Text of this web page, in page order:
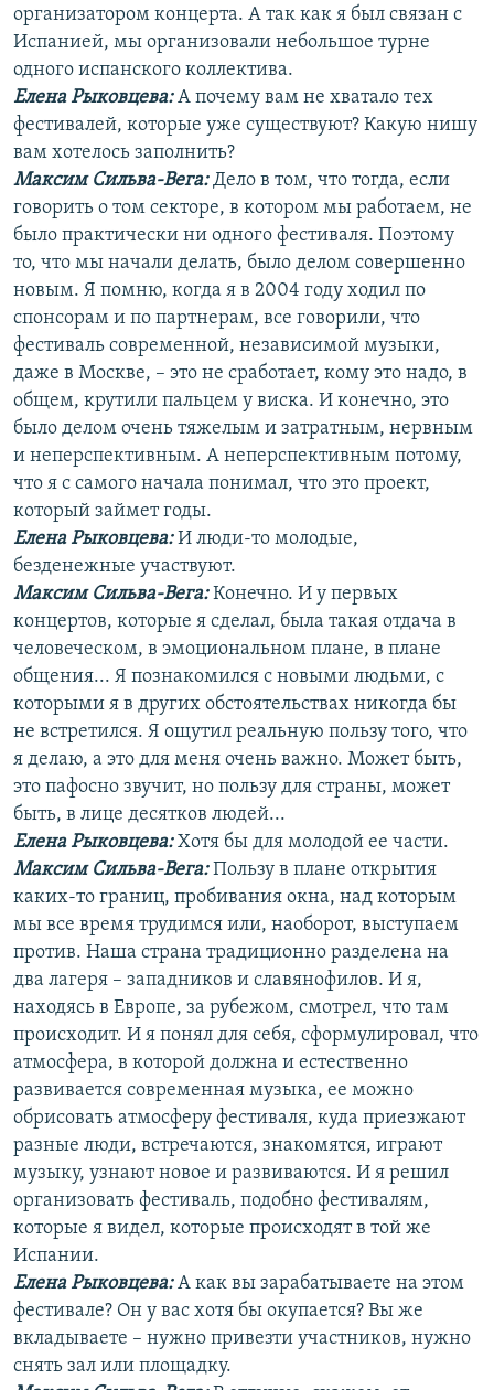
организатором концерта. А так как я был связан с
Испанией, мы организовали небольшое турне
одного испанского коллектива.
Елена Рыковцева:А почему вам не хватало тех
фестивалей, которые уже существуют? Какую нишу
вам хотелось заполнить?
Максим Сильва-Вега:Дело в том, что тогда, если
говорить о том секторе, в котором мы работаем, не
было практически ни одного фестиваля. Поэтому
то, что мы начали делать, было делом совершенно
новым. Я помню, когда я в 2004 году ходил по
спонсорам и по партнерам, все говорили, что
фестиваль современной, независимой музыки,
даже в Москве, – это не сработает, кому это надо, в
общем, крутили пальцем у виска. И конечно, это
было делом очень тяжелым и затратным, нервным
и неперспективным. А неперспективным потому,
что я с самого начала понимал, что это проект,
который займет годы.
Елена Рыковцева:И люди-то молодые,
безденежные участвуют.
Максим Сильва-Вега:Конечно. И у первых
концертов, которые я сделал, была такая отдача в
человеческом, в эмоциональном плане, в плане
общения... Я познакомился с новыми людьми, с
которыми я в других обстоятельствах никогда бы
не встретился. Я ощутил реальную пользу того, что
я делаю, а это для меня очень важно. Может быть,
это пафосно звучит, но пользу для страны, может
быть, в лице десятков людей...
Елена Рыковцева:Хотя бы для молодой ее части.
Максим Сильва-Вега:Пользу в плане открытия
каких-то границ, пробивания окна, над которым
мы все время трудимся или, наоборот, выступаем
против. Наша страна традиционно разделена на
два лагеря – западников и славянофилов. И я,
находясь в Европе, за рубежом, смотрел, что там
происходит. И я понял для себя, сформулировал, что
атмосфера, в которой должна и естественно
развивается современная музыка, ее можно
обрисовать атмосферу фестиваля, куда приезжают
разные люди, встречаются, знакомятся, играют
музыку, узнают новое и развиваются. И я решил
организовать фестиваль, подобно фестивалям,
которые я видел, которые происходят в той же
Испании.
Елена Рыковцева:А как вы зарабатываете на этом
фестивале? Он у вас хотя бы окупается? Вы же
вкладываете – нужно привезти участников, нужно
снять зал или площадку.